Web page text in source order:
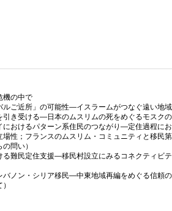
機の中で
ご近所」の可能性―イスラームがつなぐ遠い地
き受ける―日本のムスリムの死をめぐるモスクの
おけるパターン系住民のつながり―定住過程に
性；フランスのムスリム・コミュニティと移民
問い）
難民定住支援―移民村設立にみるコネクティビ
ノン・シリア移民―中東地域再編をめぐる信頼